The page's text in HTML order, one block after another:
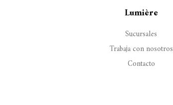
Lumière
Sucursales
Trabaja con nosotros
Contacto